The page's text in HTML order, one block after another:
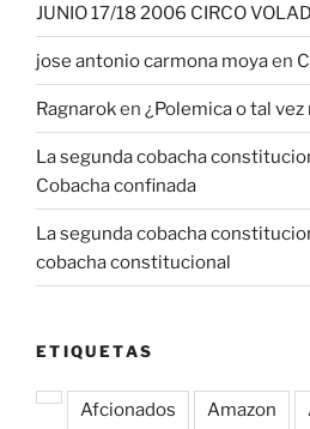
JUNIO 17/18 2006 CIRCO
jose antonio carmona moyaen
Ragnaroken ¿Polemica o tal vez
La segunda cobacha
Cobacha confinada
La segunda cobacha
cobacha constitucional
ETIQUETAS
Afcionados Amazon